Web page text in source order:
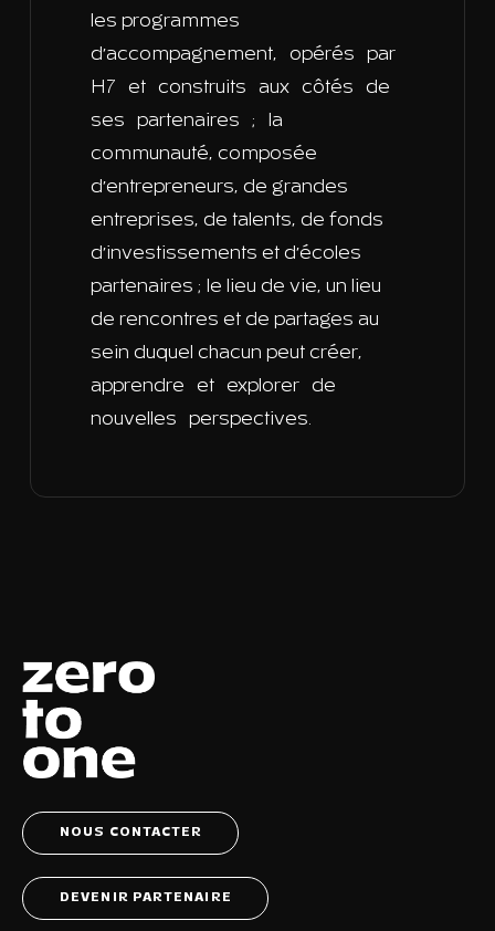
les programmes
d’accompagnement, opérés par
H7 et construits aux côtés de
ses partenaires ; la
communauté, composée
d’entrepreneurs, de grandes
entreprises, de talents, de fonds
d’investissements et d’écoles
partenaires ; le lieu de vie, un lieu
de rencontres et de partages au
sein duquel chacun peut créer,
apprendre et explorer de
nouvelles perspectives.
NOUS CONTACTER
DEVENIR PARTENAIRE